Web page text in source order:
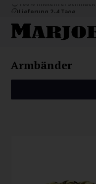
Lieferung 2-4 Tage
E-mark webshop
100% nikkelfrei schmuck
Lieferung 2-4 Tage
Armbänder